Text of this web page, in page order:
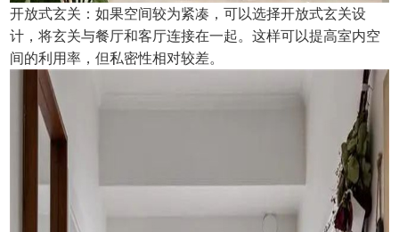
开放式玄关：如果空间较为紧凑，可以选择开放式玄关设
计，将玄关与餐厅和客厅连接在一起。这样可以提高室内空
间的利用率，但私密性相对较差。